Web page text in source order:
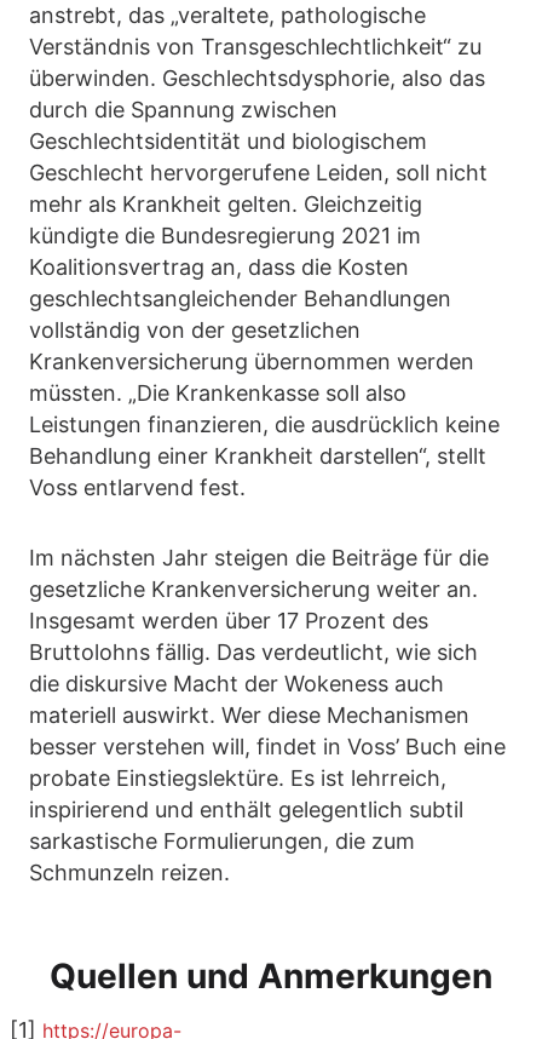
anstrebt, das „veraltete, pathologische
Verständnis von Transgeschlechtlichkeit“ zu
überwinden. Geschlechtsdysphorie, also das
durch die Spannung zwischen
Geschlechtsidentität und biologischem
Geschlecht hervorgerufene Leiden, soll nicht
mehr als Krankheit gelten. Gleichzeitig
kündigte die Bundesregierung 2021 im
Koalitionsvertrag an, dass die Kosten
geschlechtsangleichender Behandlungen
vollständig von der gesetzlichen
Krankenversicherung übernommen werden
müssten. „Die Krankenkasse soll also
Leistungen finanzieren, die ausdrücklich keine
Behandlung einer Krankheit darstellen“, stellt
Voss entlarvend fest.
Im nächsten Jahr steigen die Beiträge für die
gesetzliche Krankenversicherung weiter an.
Insgesamt werden über 17 Prozent des
Bruttolohns fällig. Das verdeutlicht, wie sich
die diskursive Macht der Wokeness auch
materiell auswirkt. Wer diese Mechanismen
besser verstehen will, findet in Voss’ Buch eine
probate Einstiegslektüre. Es ist lehrreich,
inspirierend und enthält gelegentlich subtil
sarkastische Formulierungen, die zum
Schmunzeln reizen.
Quellen und Anmerkungen
[1] https://europa-